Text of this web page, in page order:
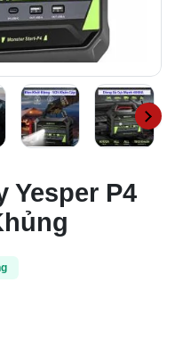
Yesper P4